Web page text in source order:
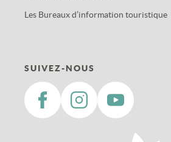
Les Bureaux d’information touristique
SUIVEZ-NOUS